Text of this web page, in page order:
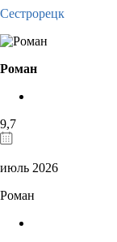
Сестрорецк
Роман
9,7
июль 2026
Роман